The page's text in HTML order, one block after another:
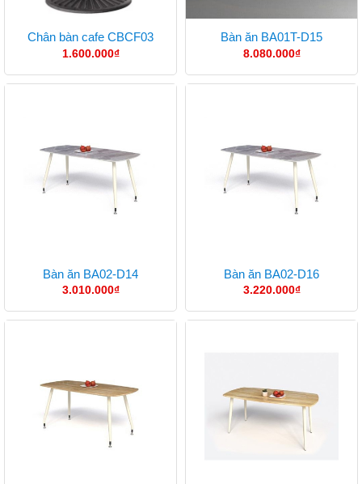
Chân bàn cafe CBCF03
1.600.000₫
Bàn ăn BA01T-D15
8.080.000₫
Bàn ăn BA02-D14
3.010.000₫
Bàn ăn BA02-D16
3.220.000₫